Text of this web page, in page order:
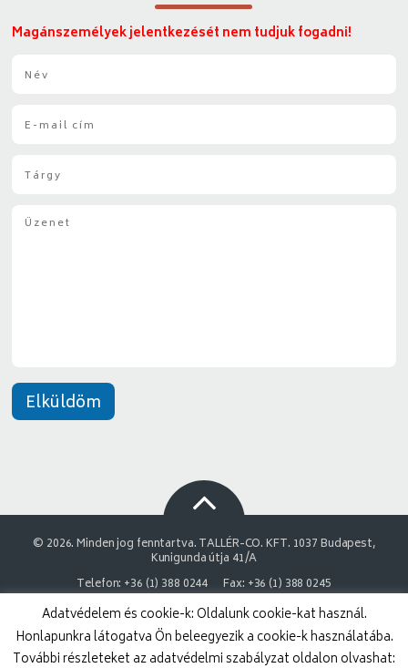
Magánszemélyek jelentkezését nem tudjuk fogadni!
Elküldöm
© 2026. Minden jog fenntartva. TALLÉR-CO. KFT. 1037 Budapest,
Kunigunda útja 41/A
Telefon: +36 (1) 388 0244
Fax: +36 (1) 388 0245
NAIH Adatvédelmi engedélyszám: 9878743-3843
Adatvédelmi nyilatkozat
Impresszum
Adatvédelem és cookie-k: Oldalunk cookie-kat használ.
Honlapunkra látogatva Ön beleegyezik a cookie-k használatába.
További részleteket az adatvédelmi szabályzat oldalon olvashat: